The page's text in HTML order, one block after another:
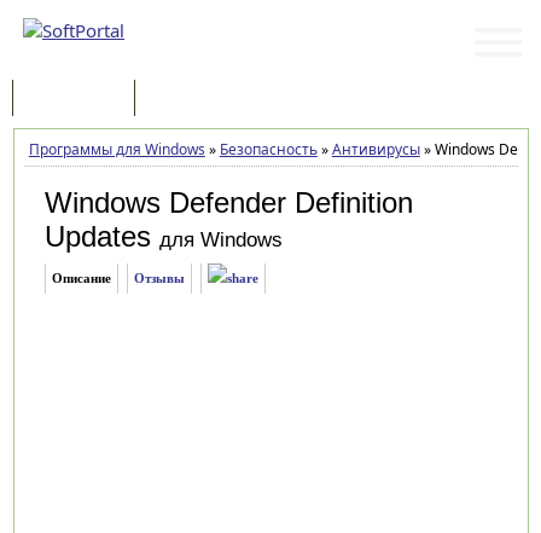
Программы для Windows » Безопасность»Антивирусы»Windows
Windows Defender Definition
Updates для Windows
Описание Отзывы